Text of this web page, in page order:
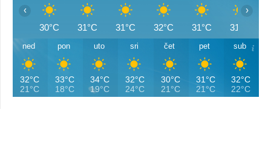
30°C 31°C 31°C 32°C 31°C 31°C
‹ ›
ned
32°C
21°C
pon
33°C
18°C
uto
34°C
19°C
sri
32°C
24°C
čet
30°C
21°C
pet
31°C
21°C
sub
32°C
22°C